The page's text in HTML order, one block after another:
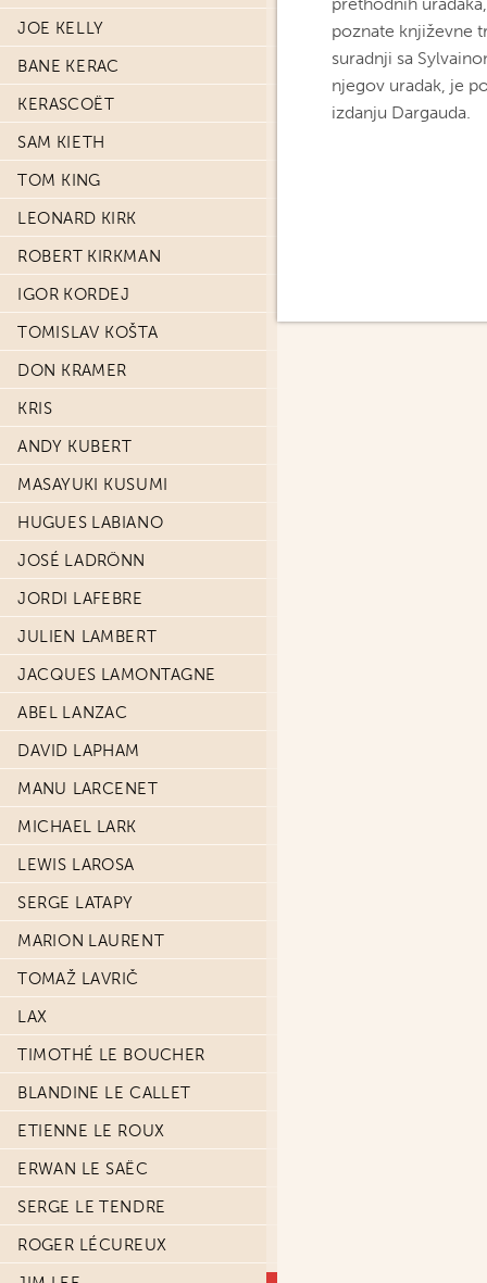
JOE KELLY
BANE KERAC
KERASCOËT
SAM KIETH
TOM KING
LEONARD KIRK
ROBERT KIRKMAN
IGOR KORDEJ
TOMISLAV KOŠTA
DON KRAMER
KRIS
ANDY KUBERT
MASAYUKI KUSUMI
HUGUES LABIANO
JOSÉ LADRÖNN
JORDI LAFEBRE
JULIEN LAMBERT
JACQUES LAMONTAGNE
ABEL LANZAC
DAVID LAPHAM
MANU LARCENET
MICHAEL LARK
LEWIS LAROSA
SERGE LATAPY
MARION LAURENT
TOMAŽ LAVRIČ
LAX
TIMOTHÉ LE BOUCHER
BLANDINE LE CALLET
ETIENNE LE ROUX
ERWAN LE SAËC
SERGE LE TENDRE
ROGER LÉCUREUX
poznate književne
suradnji sa
njegov uradak, je
izdanju Dargauda.